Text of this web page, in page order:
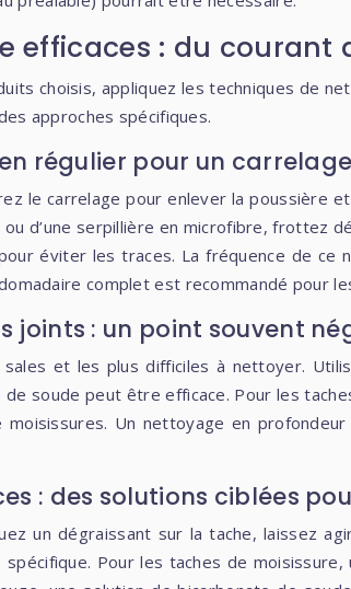
efficaces : du
choisis, appliquez les techniques de
approches spécifiques.
régulier pour un
le carrelage pour enlever la
ou d’une serpillière en microfibre,
éviter les traces. La fréquence de
complet est recommandé pour
joints : un point souvent
et les plus difficiles à nettoyer.
soude peut être efficace. Pour les
Un nettoyage en
: des solutions ciblées
un dégraissant sur la tache, laissez
spécifique. Pour les taches de